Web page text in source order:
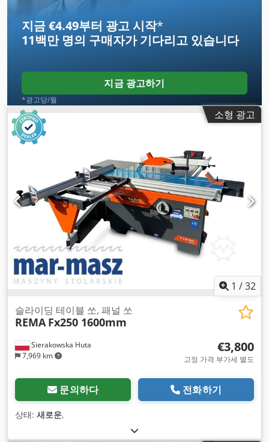
지금 €4.49부터 광고 시작*
11백만 명의 구매자가 기다리고 있습니다
지금 광고하기
*광고당/월
소형 광고
1 /32
Sierakowska Huta
7,969 km
슬라이딩 테이블 쏘, 패널 쏘
REMA Fx250 1600mm
€3,800
고정 가격 부가세 별도
문의하다 전화하기
상태: 새로운,